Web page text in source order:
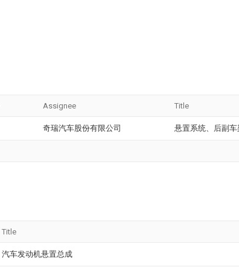
Assignee Title
奇瑞汽车股份有限公司 悬置系统、后副
Title
汽车发动机悬置总成